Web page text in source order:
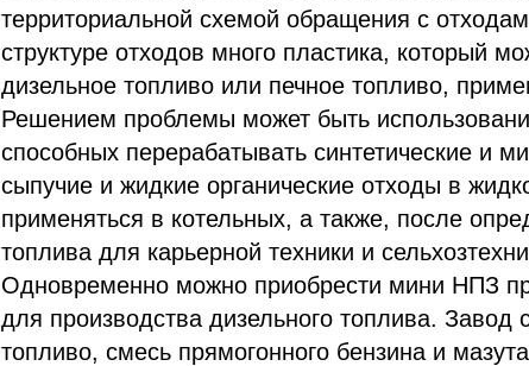
территориальной схемой обращения с
структуре отходов много пластика, который
дизельное топливо или печное топливо,
Решением проблемы может быть
способных перерабатывать синтетические и
сыпучие и жидкие органические отходы в
применяться в котельных, а также, после
топлива для карьерной техники и
Одновременно можно приобрести мини НПЗ
для производства дизельного топлива. Завод
топливо, смесь прямогонного бензина и